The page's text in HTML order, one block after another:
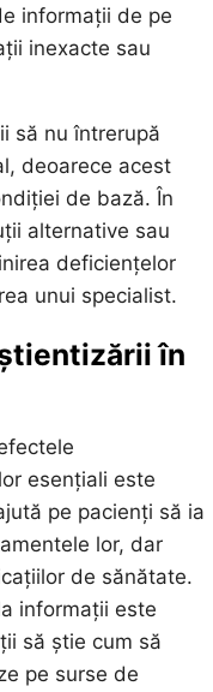
informații de pe
inexacte sau
să nu întrerupă
deoarece acest
de bază. În
alternative sau
deficiențelor
unui specialist.
în
esențiali este
pe pacienți să ia
lor, dar
de sănătate.
informații este
să știe cum să
pe surse de